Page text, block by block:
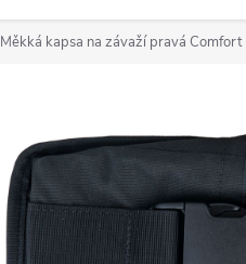
Měkká kapsa na závaží pravá